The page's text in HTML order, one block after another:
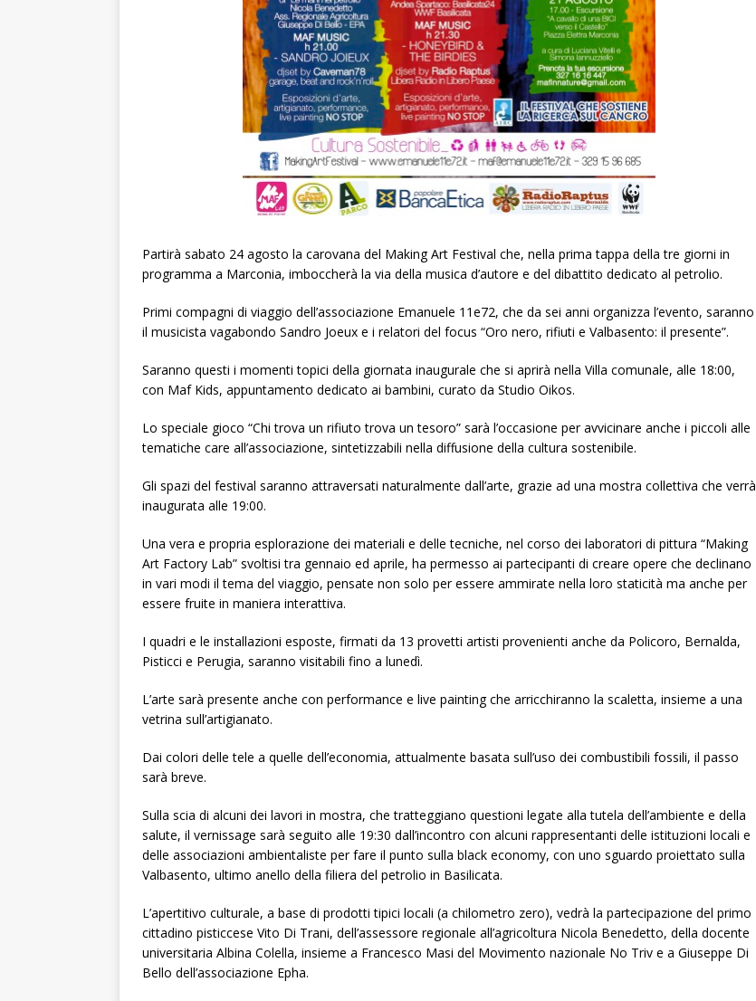
Partirà sabato 24 agosto la carovana del Making Art Festival che, nella prima tappa della tre giorni in
programma a Marconia, imboccherà la via della musica d’autore e del dibattito dedicato al petrolio.
Primi compagni di viaggio dell’associazione Emanuele 11e72, che da sei anni organizza l’evento, saranno
il musicista vagabondo Sandro Joeux e i relatori del focus “Oro nero, rifiuti e Valbasento: il presente”.
Saranno questi i momenti topici della giornata inaugurale che si aprirà nella Villa comunale, alle 18:00,
con Maf Kids, appuntamento dedicato ai bambini, curato da Studio Oikos.
Lo speciale gioco “Chi trova un rifiuto trova un tesoro” sarà l’occasione per avvicinare anche i piccoli alle
tematiche care all’associazione, sintetizzabili nella diffusione della cultura sostenibile.
Gli spazi del festival saranno attraversati naturalmente dall’arte, grazie ad una mostra collettiva che verrà
inaugurata alle 19:00.
Una vera e propria esplorazione dei materiali e delle tecniche, nel corso dei laboratori di pittura “Making
Art Factory Lab” svoltisi tra gennaio ed aprile, ha permesso ai partecipanti di creare opere che declinano
in vari modi il tema del viaggio, pensate non solo per essere ammirate nella loro staticità ma anche per
essere fruite in maniera interattiva.
I quadri e le installazioni esposte, firmati da 13 provetti artisti provenienti anche da Policoro, Bernalda,
Pisticci e Perugia, saranno visitabili fino a lunedì.
L’arte sarà presente anche con performance e live painting che arricchiranno la scaletta, insieme a una
vetrina sull’artigianato.
Dai colori delle tele a quelle dell’economia, attualmente basata sull’uso dei combustibili fossili, il passo
sarà breve.
Sulla scia di alcuni dei lavori in mostra, che tratteggiano questioni legate alla tutela dell’ambiente e della
salute, il vernissage sarà seguito alle 19:30 dall’incontro con alcuni rappresentanti delle istituzioni locali e
delle associazioni ambientaliste per fare il punto sulla black economy, con uno sguardo proiettato sulla
Valbasento, ultimo anello della filiera del petrolio in Basilicata.
L’apertitivo culturale, a base di prodotti tipici locali (a chilometro zero), vedrà la partecipazione del primo
cittadino pisticcese Vito Di Trani, dell’assessore regionale all’agricoltura Nicola Benedetto, della docente
universitaria Albina Colella, insieme a Francesco Masi del Movimento nazionale No Triv e a Giuseppe Di
Bello dell’associazione Epha.